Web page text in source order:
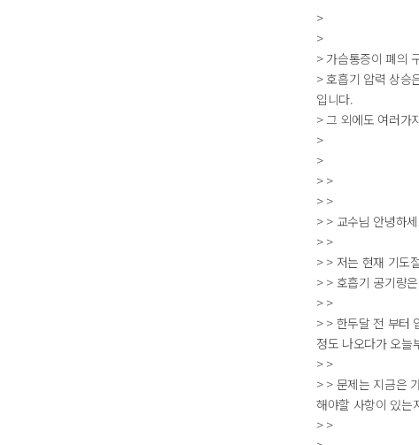
>
>
> 가슴통증이 폐의
> 호흡기 압력 상승
입니다.
> 그 외에도 여러가
>
>
> >
> >
> > 교수님 안녕하
> >
> > 저는 현재 기도
> > 호흡기 공기량
> >
> > 한두달 전 부터
정도 나오다가 오늘
> >
> > 문제는 지금은
해야할 사항이 있는
> >